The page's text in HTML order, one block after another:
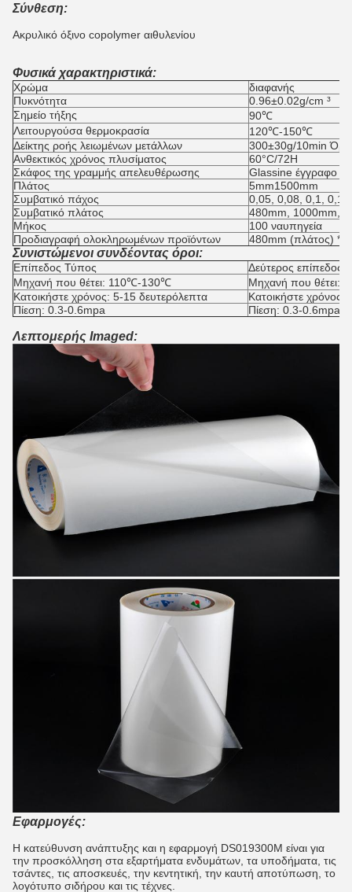
Σύνθεση:
Ακρυλικό όξινο copolymer αιθυλενίου
Φυσικά χαρακτηριστικά:
Χρώμα
διαφανής
Πυκνότητα
0.96±0.02g/cm ³
Σημείο τήξης
90℃
Λειτουργούσα θερμοκρασία
120℃-150℃
Δείκτης ροής λειωμένων μετάλλων
300±30g/10min
Ανθεκτικός χρόνος πλυσίματος
60°C/72H
Σκάφος της γραμμής απελευθέρωσης
Glassine έγγραφο
Πλάτος
5mm1500mm
Συμβατικό πάχος
0,05, 0,08, 0,1,
Συμβατικό πλάτος
480mm, 1000mm,
Μήκος
100 ναυπηγεία
Προδιαγραφή ολοκληρωμένων προϊόντων
480mm (πλάτος)
Συνιστώμενοι συνδέοντας όροι:
Επίπεδος Τύπος
Δεύτερος επίπεδος
Μηχανή που θέτει: 110℃-130℃
Μηχανή που θέτει:
Κατοικήστε χρόνος: 5-15 δευτερόλεπτα
Κατοικήστε
Πίεση: 0.3-0.6mpa
Πίεση: 0.3-0.6mpa
Λεπτομερής Imaged:
Εφαρμογές:
Η κατεύθυνση ανάπτυξης και η εφαρμογή DS019300M είναι για
την προσκόλληση στα εξαρτήματα ενδυμάτων, τα υποδήματα, τις
τσάντες, τις αποσκευές, την κεντητική, την καυτή αποτύπωση, το
λογότυπο σιδήρου και τις τέχνες.